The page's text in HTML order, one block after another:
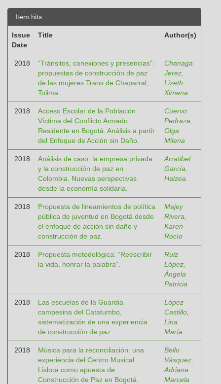
Item hits:
Issue
Date
Title Author(s)
2018
“Tránsitos, conexiones y presencias”:
propuestas de construcción de paz
de las mujeres Trans de Chaparral,
Tolima.
Chanaga
Jerez,
Lizeth
Ximena
2018
Acceso Escolar de la Población
Víctima del Conflicto Armado
Residente en Bogotá. Análisis a partir
del Enfoque de Acción sin Daño.
Cuervo
Pedraza,
Olga
Milena
2018
Análisis de caso: la empresa privada
y la construcción de paz en
Colombia. Nuevas perspectivas
desde la economía solidaria.
Arratibel
García,
Haizea
2018
Propuesta de lineamientos de política
pública de juventud en Bogotá desde
el enfoque de acción sin daño y
construcción de paz.
Majey
Rivera,
Karen
Rocío
2018
Propuesta metodológica: “Reescribir
la vida, honrar la palabra”.
Ruiz
López,
Ángela
Patricia
2018
Las escuelas de la Guardia
campesina del Catatumbo,
sistematización de una experiencia
de construcción de paz.
López
Castillo,
Lina
María
2018
Música para la reconciliación: una
experiencia del Centro Musical
Lisboa como apuesta de
Construcción de Paz en Bogotá.
Bello
Vásquez,
Adriana
Marcela